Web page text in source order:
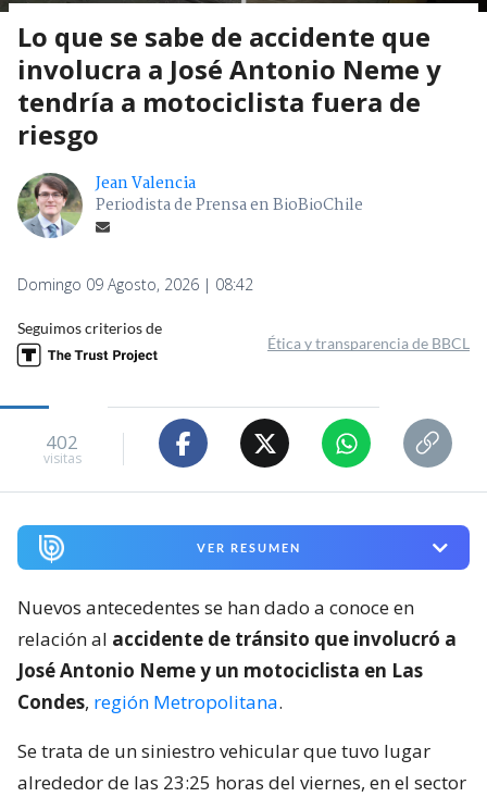
Lo que se sabe de accidente que
involucra a José Antonio Neme y
tendría a motociclista fuera de
riesgo
Jean Valencia
Periodista de Prensa en BioBioChile
Domingo 09 Agosto, 2026 | 08:42
Seguimos criterios de
Ética y transparencia de BBCL
402
visitas
VER RESUMEN
Nuevos antecedentes se han dado a conoce en
relación al accidente de tránsito que involucró a
José Antonio Neme y un motociclista en Las
Condes, región Metropolitana.
Se trata de un siniestro vehicular que tuvo lugar
alrededor de las 23:25 horas del viernes, en el sector